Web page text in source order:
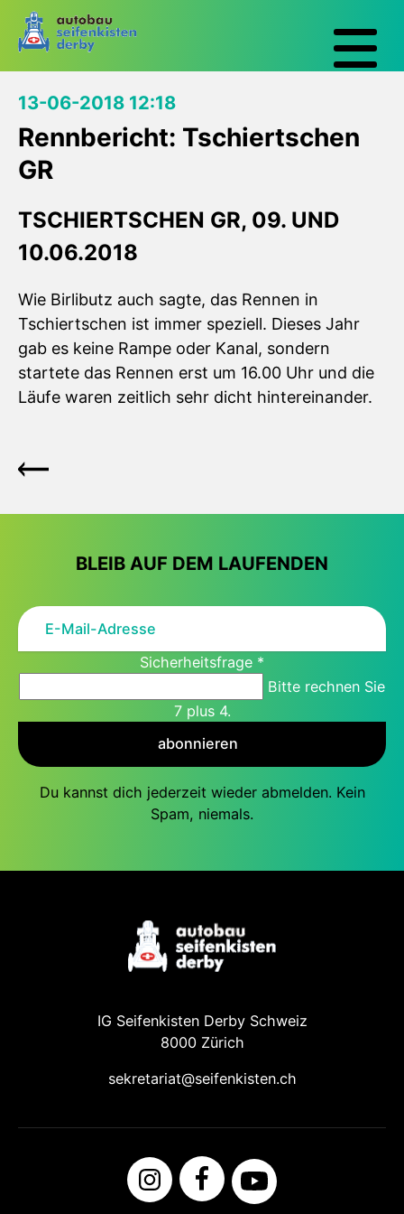
13-06-2018 12:18
Rennbericht: Tschiertschen
GR
TSCHIERTSCHEN GR, 09. UND
10.06.2018
Wie Birlibutz auch sagte, das Rennen in
Tschiertschen ist immer speziell. Dieses Jahr
gab es keine Rampe oder Kanal, sondern
startete das Rennen erst um 16.00 Uhr und die
Läufe waren zeitlich sehr dicht hintereinander.
BLEIB AUF DEM LAUFENDEN
Sicherheitsfrage *
Bitte rechnen Sie
7 plus 4.
abonnieren
Du kannst dich jederzeit wieder abmelden. Kein
Spam, niemals.
IG Seifenkisten Derby Schweiz
8000 Zürich
sekretariat@seifenkisten.ch